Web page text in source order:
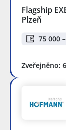
Flagship
Plzeň
75 000
Zveřejněno: